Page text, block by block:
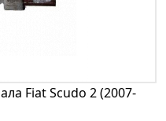
Fiat Scudo 2 (2007-